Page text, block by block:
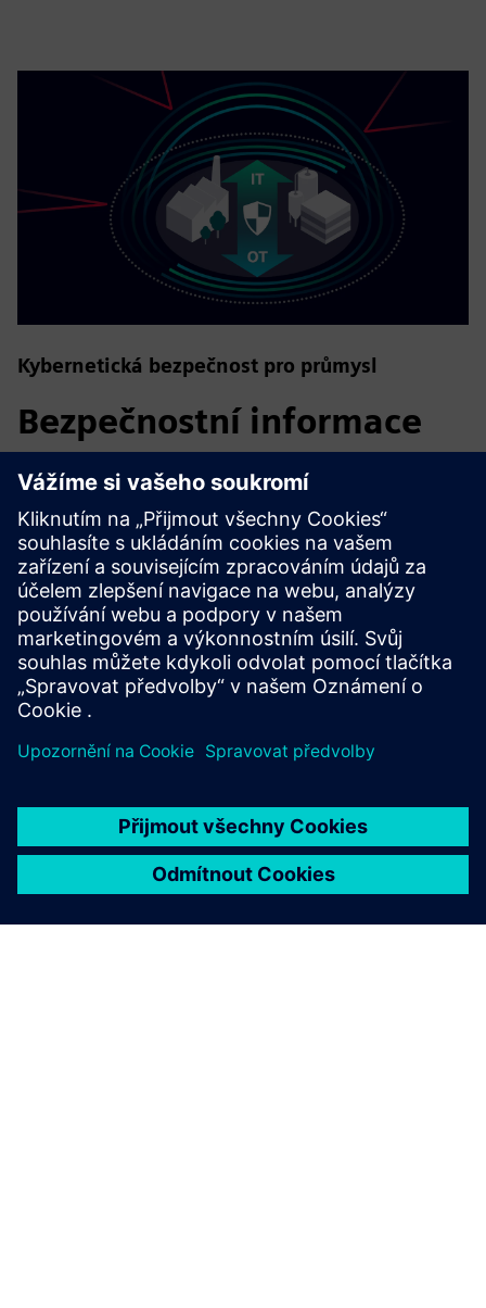
Kybernetická bezpečnost pro průmysl
Bezpečnostní informace
Aby bylo možné chránit zařízení, systémy, stroje a sítě před
neustále udržovat — holistický a nejmodernější koncept
průmyslové bezpečnosti. Produkty a řešení společnosti
Siemens tvoří pouze jeden prvek takového konceptu. Pro
více informací o průmyslové bezpečnosti navštivte prosím.
Další informace